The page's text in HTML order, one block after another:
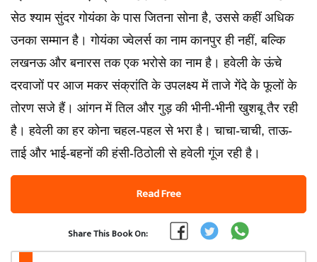
सेठ श्याम सुंदर गोयंका के पास जितना सोना है, उससे कहीं अधिक
उनका सम्मान है। गोयंका ज्वेलर्स का नाम कानपुर ही नहीं, बल्कि
लखनऊ और बनारस तक एक भरोसे का नाम है। हवेली के ऊंचे
दरवाजों पर आज मकर संक्रांति के उपलक्ष्य में ताजे गेंदे के फूलों के
तोरण सजे हैं। आंगन में तिल और गुड़ की भीनी-भीनी खुशबू तैर रही
है। हवेली का हर कोना चहल-पहल से भरा है। चाचा-चाची, ताऊ-
ताई और भाई-बहनों की हंसी-ठिठोली से हवेली गूंज रही है।
Read Free
Share This Book On: